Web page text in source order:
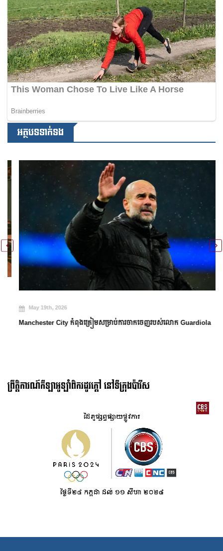
អត្ថបទទាក់ទង
May 19th, 2026
Manchester City កំពុងត្រៀមសម្រាប់ការចាកចេញរបស់លោក Guardiola
ព្រឹត្តិការណ៍កីឡាអូឡាំពិករដូវក្ដៅ នៅទីក្រុងប៉ារីស